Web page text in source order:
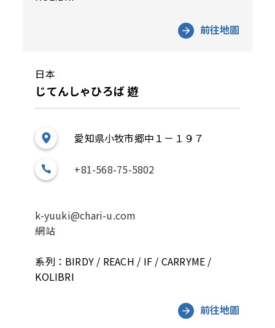
前往地圖
日本
じてんしゃひろば 遊
愛知県小牧市郷中１－１９７
+81-568-75-5802
k-yuuki@chari-u.com
網站
系列：BIRDY / REACH / IF / CARRYME /
KOLIBRI
前往地圖